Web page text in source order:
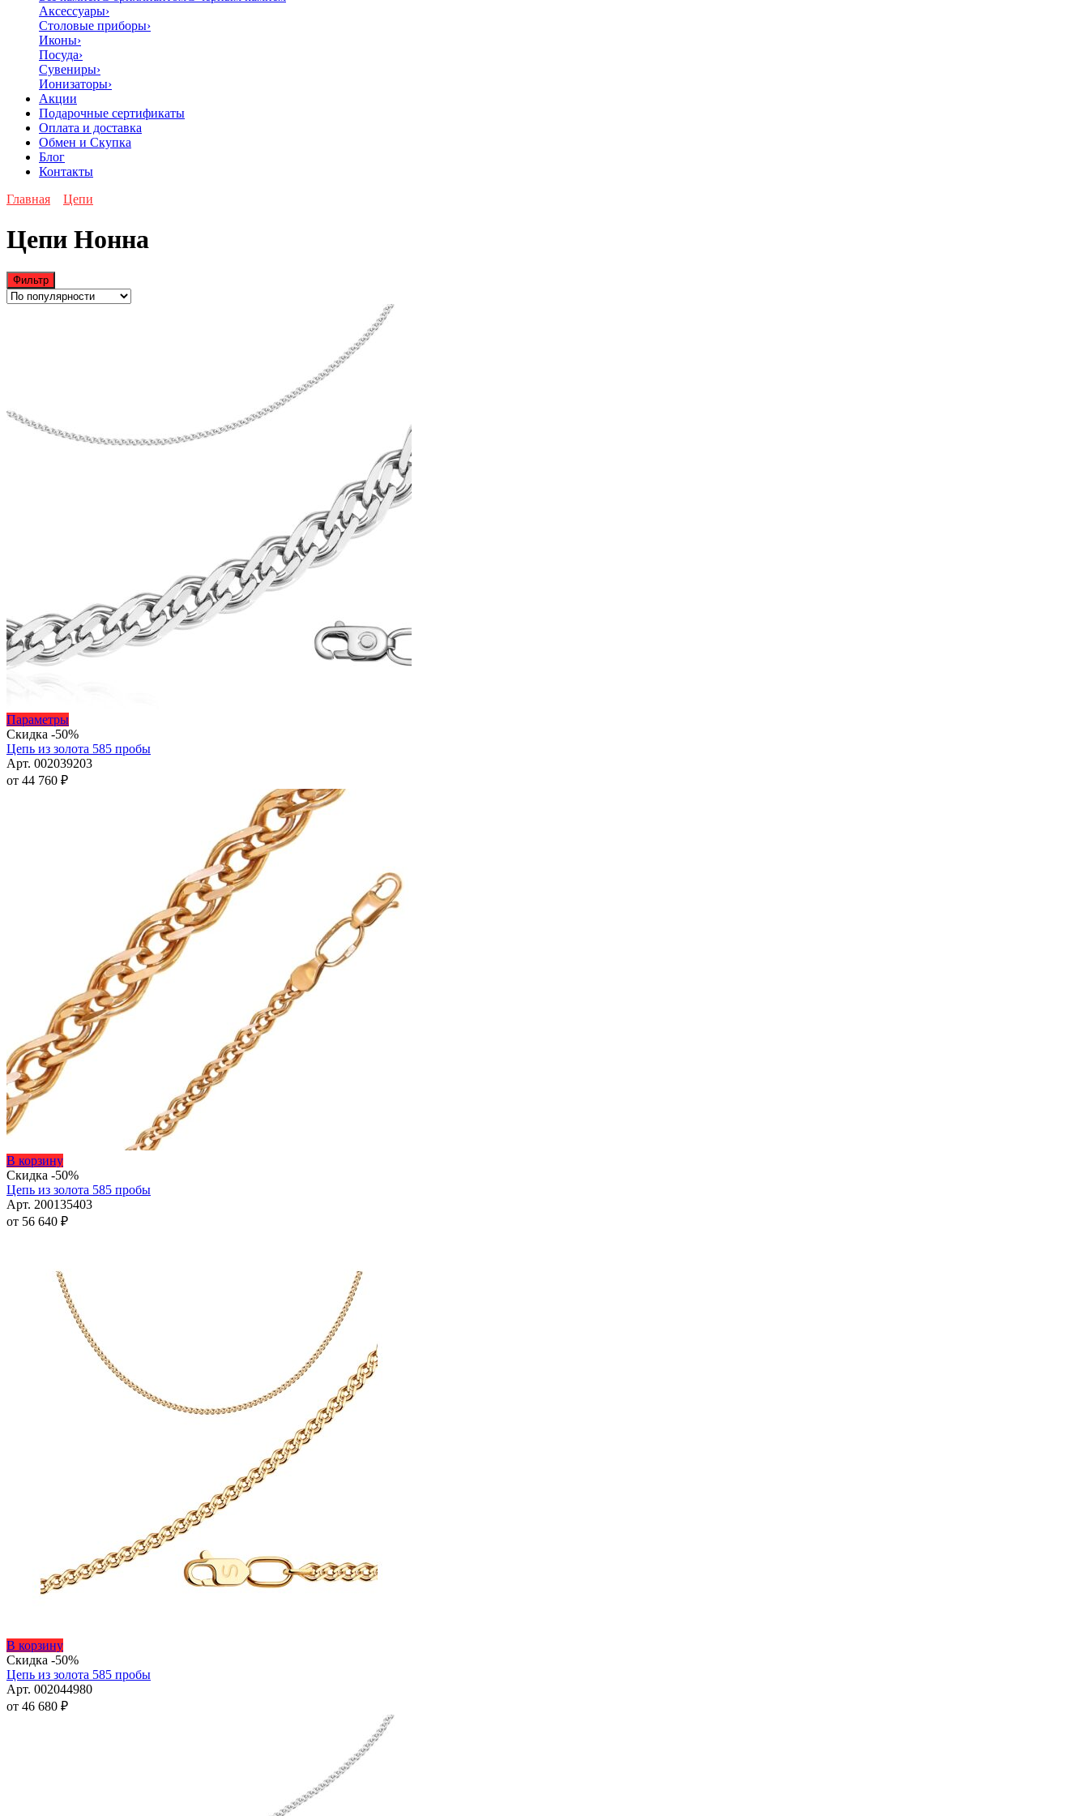
Аксессуары›
Столовые приборы›
Иконы›
Посуда›
Сувениры›
Ионизаторы›
Акции
Подарочные сертификаты
Оплата и доставка
Обмен и Скупка
Блог
Контакты
Главная
Цепи
Цепи Нонна
Фильтр
ПараметрыЭтот
товар
имеет
несколько
Скидка -50%
Цепь из золота 585 пробы
Арт. 002039203
от 44 760 ₽
В корзинуЭтот
товар
имеет
несколько
вариаций.
на
странице
товара.
Скидка -50%
Цепь из золота 585 пробы
Арт. 200135403
от 56 640 ₽
В корзинуЭтот
товар
имеет
несколько
вариаций.
Скидка -50%
Цепь из золота 585 пробы
Арт. 002044980
от 46 680 ₽